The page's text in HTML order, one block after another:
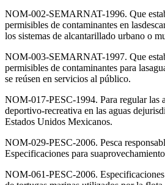
NOM-002-SEMARNAT-1996. Que
permisibles de contaminantes en
los sistemas de alcantarillado urbano o
NOM-003-SEMARNAT-1997. Que
permisibles de contaminantes para
se reúsen en servicios al público.
NOM-017-PESC-1994. Para regular las
deportivo-recreativa en las aguas
Estados Unidos Mexicanos.
NOM-029-PESC-2006. Pesca
Especificaciones para
NOM-061-PESC-2006.